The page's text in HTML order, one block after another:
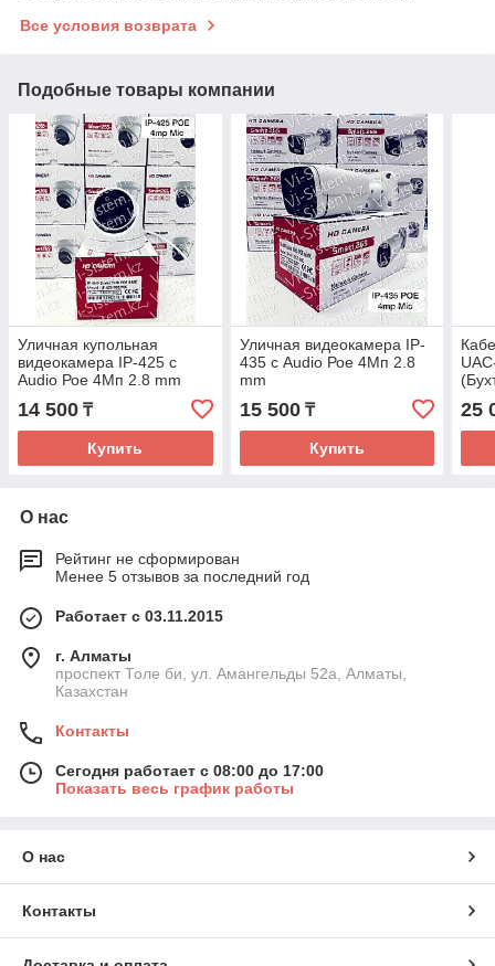
Все условия возврата
Подобные товары компании
Уличная купольная
видеокамера IP-425 с
Audio Рое 4Мп 2.8 mm
14 500 ₸
Купить
Уличная видеокамера IP-
435 с Audio Рое 4Мп 2.8
mm
15 500₸
Купить
25
О нас
Рейтинг не сформирован
Менее 5 отзывов за последний год
Работает с 03.11.2015
г. Алматы
проспект Толе би, ул. Амангельды 52а, Алматы,
Казахстан
Контакты
Сегодня работает с 08:00 до 17:00
Показать весь график работы
О нас
Контакты